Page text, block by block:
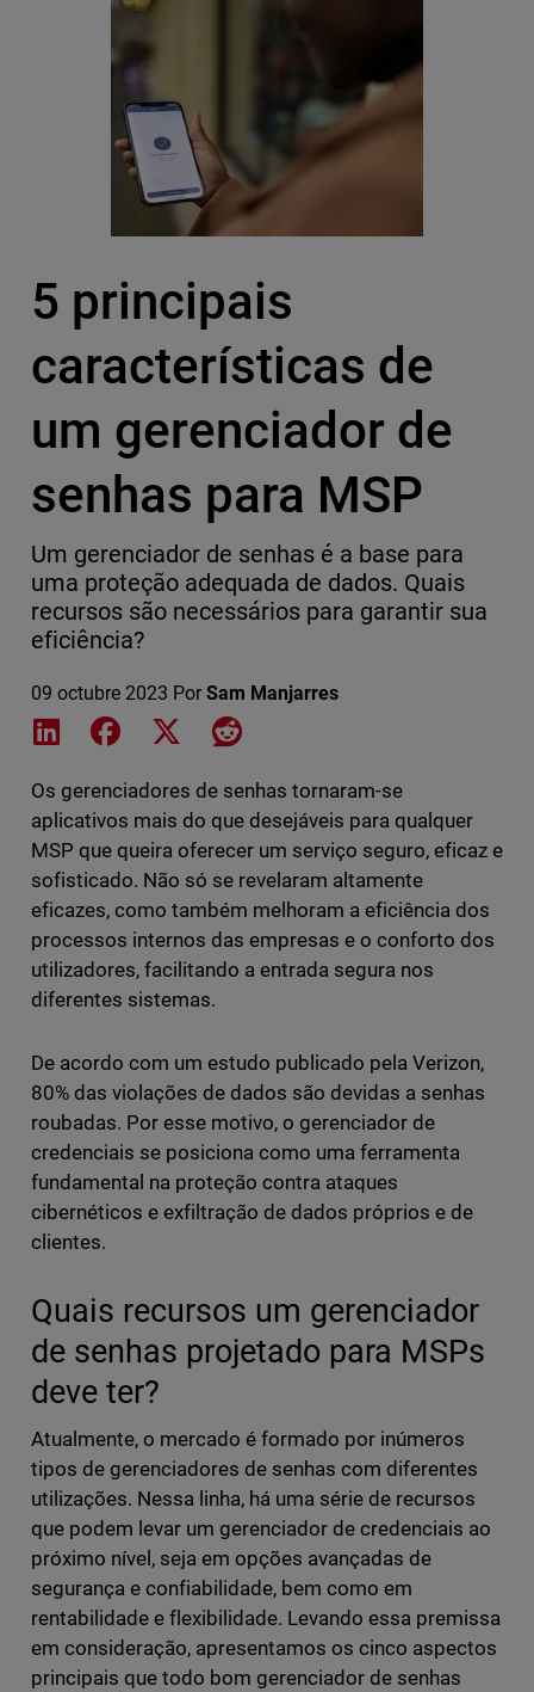
5 principais
características de
um gerenciador de
senhas para MSP
Um gerenciador de senhas é a base para
uma proteção adequada de dados. Quais
recursos são necessários para garantir sua
eficiência?
09 octubre 2023 Por Sam Manjarres
Share on LinkedIn
Share on Facebook
Share on XShare on Reddit
Os gerenciadores de senhas tornaram-se
aplicativos mais do que desejáveis ​​para qualquer
MSP que queira oferecer um serviço seguro, eficaz e
sofisticado. Não só se revelaram altamente
eficazes, como também melhoram a eficiência dos
processos internos das empresas e o conforto dos
utilizadores, facilitando a entrada segura nos
diferentes sistemas.
De acordo com um estudo publicado pela Verizon,
80% das violações de dados são devidas a senhas
roubadas. Por esse motivo, o gerenciador de
credenciais se posiciona como uma ferramenta
fundamental na proteção contra ataques
cibernéticos e exfiltração de dados próprios e de
clientes.
Quais recursos um gerenciador
de senhas projetado para MSPs
deve ter?
Atualmente, o mercado é formado por inúmeros
tipos de gerenciadores de senhas com diferentes
utilizações. Nessa linha, há uma série de recursos
que podem levar um gerenciador de credenciais ao
próximo nível, seja em opções avançadas de
segurança e confiabilidade, bem como em
rentabilidade e flexibilidade. Levando essa premissa
em consideração, apresentamos os cinco aspectos
principais que todo bom gerenciador de senhas